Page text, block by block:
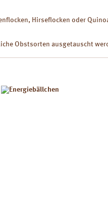
Hirseflocken oder
Obstsorten ausgetauscht